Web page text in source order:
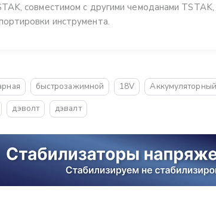
совместимом с другими чемоданами
инструмента.
быстрозажимной 18V Аккумуляторный
дэволт дэвалт